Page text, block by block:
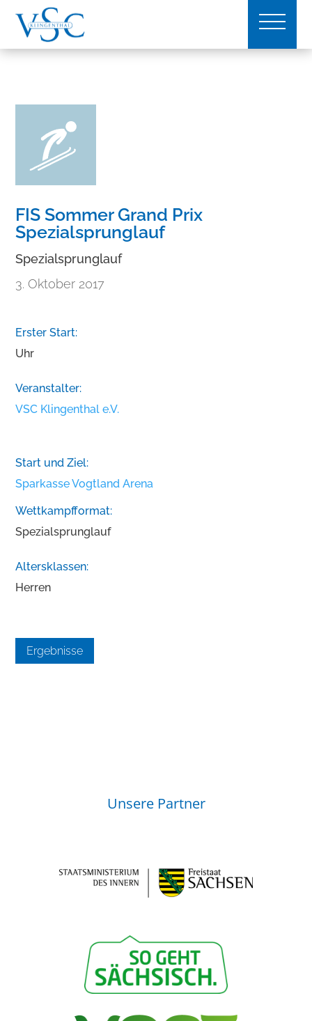
FIS Sommer Grand Prix
Spezialsprunglauf
Spezialsprunglauf
3. Oktober 2017
Erster Start:
Uhr
Veranstalter:
VSC Klingenthal e.V.
Start und Ziel:
Sparkasse Vogtland Arena
Wettkampfformat:
Spezialsprunglauf
Altersklassen:
Herren
Ergebnisse
Unsere Partner